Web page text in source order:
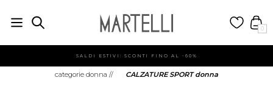
0
SALDI ESTIVI: SCONTI FINO AL -60%
categorie donna // CALZATURE SPORT donna